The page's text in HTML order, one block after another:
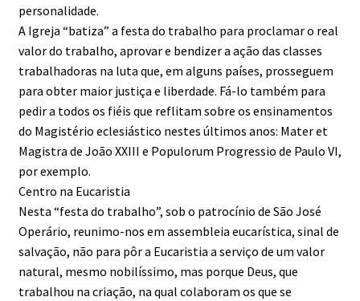
personalidade.
A Igreja “batiza” a festa do trabalho para proclamar o real
valor do trabalho, aprovar e bendizer a ação das classes
trabalhadoras na luta que, em alguns países, prosseguem
para obter maior justiça e liberdade. Fá-lo também para
pedir a todos os fiéis que reflitam sobre os ensinamentos
do Magistério eclesiástico nestes últimos anos: Mater et
Magistra de João XXIII e Populorum Progressio de Paulo VI,
por exemplo.
Centro na Eucaristia
Nesta “festa do trabalho”, sob o patrocínio de São José
Operário, reunimo-nos em assembleia eucarística, sinal de
salvação, não para pôr a Eucaristia a serviço de um valor
natural, mesmo nobilíssimo, mas porque Deus, que
trabalhou na criação, na qual colaboram os que se